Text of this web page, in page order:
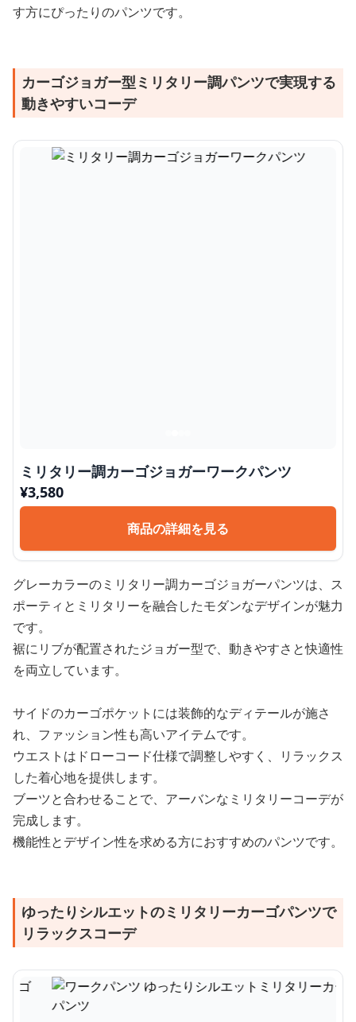
す方にぴったりのパンツです。
カーゴジョガー型ミリタリー調パンツで実現する
動きやすいコーデ
ミリタリー調カーゴジョガーワークパンツ
¥3,580
商品の詳細を見る
グレーカラーのミリタリー調カーゴジョガーパンツは、ス
ポーティとミリタリーを融合したモダンなデザインが魅力
です。
裾にリブが配置されたジョガー型で、動きやすさと快適性
を両立しています。
サイドのカーゴポケットには装飾的なディテールが施さ
れ、ファッション性も高いアイテムです。
ウエストはドローコード仕様で調整しやすく、リラックス
した着心地を提供します。
ブーツと合わせることで、アーバンなミリタリーコーデが
完成します。
機能性とデザイン性を求める方におすすめのパンツです。
ゆったりシルエットのミリタリーカーゴパンツで
リラックスコーデ